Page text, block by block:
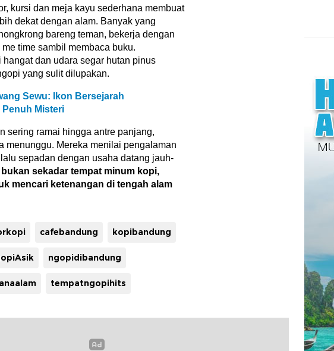
kursi dan meja kayu sederhana membuat
dekat dengan alam. Banyak yang
bareng teman, bekerja dengan
time sambil membaca buku.
hangat dan udara segar hutan pinus
yang sulit dilupakan.
Sewu: Ikon Bersejarah
Misteri
sering ramai hingga antre panjang,
menunggu. Mereka menilai pengalaman
sepadan dengan usaha datang jauh-
sekadar tempat minum kopi,
mencari ketenangan di tengah alam
cafebandung kopibandung
ngopidibandung
tempatngopihits